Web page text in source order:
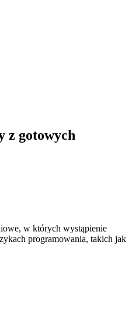
z gotowych
w których wystąpienie
programowania, takich jak